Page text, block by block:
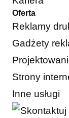
Oferta
Reklamy
Gadżety
Strony
Inne usługi